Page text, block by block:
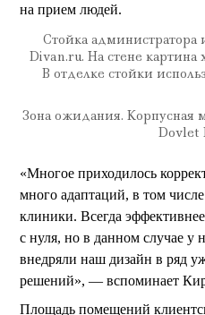
на прием людей.
Стойка
Divan.ru. На стене картина
В отделке стойки
Зона ожидания. Корпусная
Dovlet
«Многое приходилось
много адаптаций, в том
клиники. Всегда
с нуля, но в данном случае у
внедряли наш дизайн в ряд
решений», — вспоминает
Площадь помещений